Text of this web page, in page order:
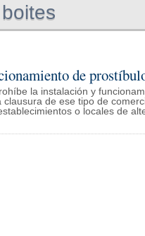
boites
de
la instalación y
clausura de ese tipo de
o locales de